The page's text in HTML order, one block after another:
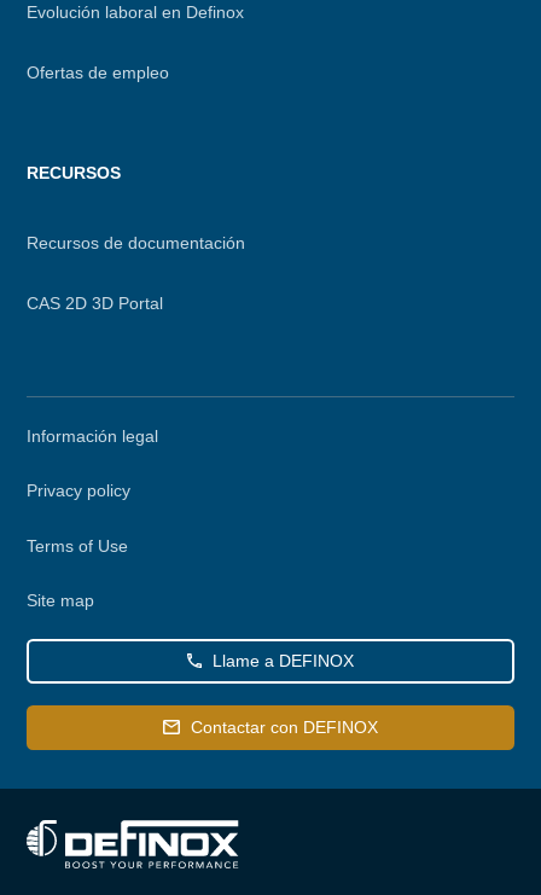
Evolución laboral en Definox
Ofertas de empleo
RECURSOS
Recursos de documentación
CAS 2D 3D Portal
Información legal
Privacy policy
Terms of Use
Site map
Llame a DEFINOX
Contactar con DEFINOX
Definox utiliza cookies necesarias para el funcionamiento correcto del
sitio web. Otras categorías de cookies pueden utilizarse para
personalizar su experiencia Su consentimiento puede retirarse en